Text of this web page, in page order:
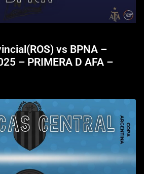
vs BPNA –
– PRIMERA D AFA –